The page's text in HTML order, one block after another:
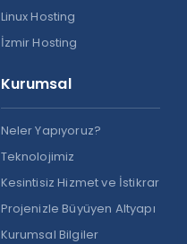
Linux Hosting
İzmir Hosting
Kurumsal
Neler Yapıyoruz?
Teknolojimiz
Kesintisiz Hizmet ve İstikrar
Projenizle Büyüyen Altyapı
Kurumsal Bilgiler